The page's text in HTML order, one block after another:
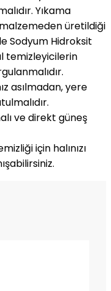
Yıkama
üretildiği
Sodyum Hidroksit
temizleyicilerin
asılmadan, yere
ve direkt güneş
için halınızı